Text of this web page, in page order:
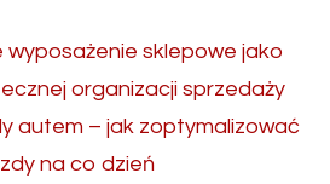
wyposażenie sklepowe jako
organizacji sprzedaży
autem – jak zoptymalizować
na co dzień